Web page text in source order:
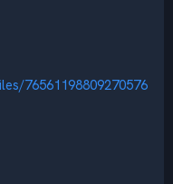
76561198809270576